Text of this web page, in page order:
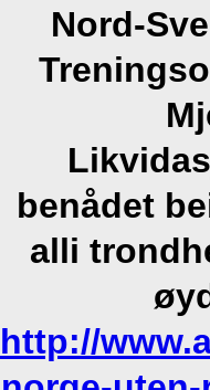
Nord-
benådet
alli
http://